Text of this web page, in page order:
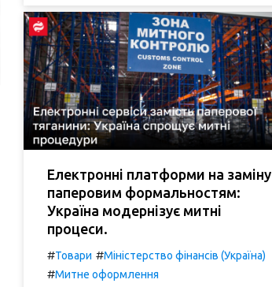
Електронні платформи на заміну
паперовим формальностям:
Україна модернізує митні
процеси.
#Товари #Міністерство фінансів (Україна)
#Митне оформлення